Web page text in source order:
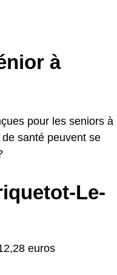
à
pour les seniors à
santé peuvent se
Le-
euros